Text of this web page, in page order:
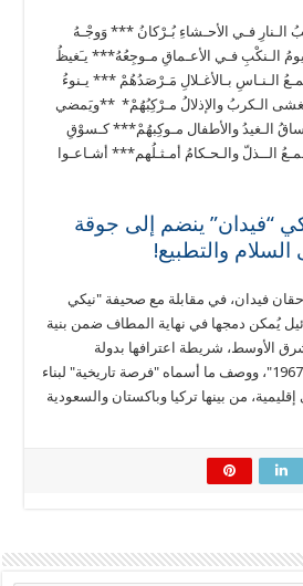
فـي الأحـشاءِ بُـرْكانُ *** وَوجْـهُ
الـنكْبِ فـي الأعـماقِ مـوجِعُهُ*** يـَغيظُ
الـنـاسِ بـالأغـلالِ مَـرْصَدُهُمْ *** يـنوءُ
الـكربُ والإذلالُ مـرْكِبُهُمْ* **ويَمضي
الـغيدُ والأطفال مـوكِبهُمْ*** كـسوْقِ
الــذلّ والـحـكامُ أمـثـلُهم*** أشـاعـوا
“فيدان” ينضم إلى جوقة
السلام والتطبيع!
حقان فيدان، في مقابلة مع صحيفة "نيكي
يُمكن دمجها في نهاية المطاف ضمن بنية
الأوسط، شريطة اعترافها بدولة
فلسطينية ضمن حدود عام 1967"، ووصف ما أسماه "فرصة تاريخية" لبناء
من بينها تركيا وباكستان والسعودية